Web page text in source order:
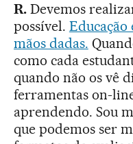
R. Devemos
possível. Educação
mãos dadas.
como cada
quando não os vê
ferramentas on-
aprendendo. Sou
que podemos ser